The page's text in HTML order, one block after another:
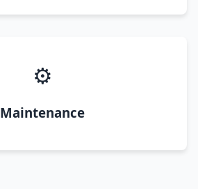
⚙️
Maintenance